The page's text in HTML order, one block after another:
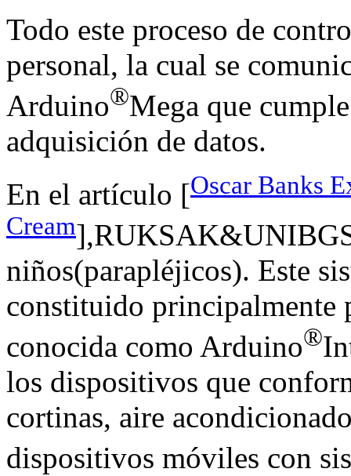
Todo este proceso de
personal, la cual se
Arduino®Mega que
adquisición de datos.
En el artículo [Oscar Banks
Cream
niños(parapléjicos). Este
constituido principalmente
conocida como Arduino®
los dispositivos que
cortinas, aire
dispositivos móviles con